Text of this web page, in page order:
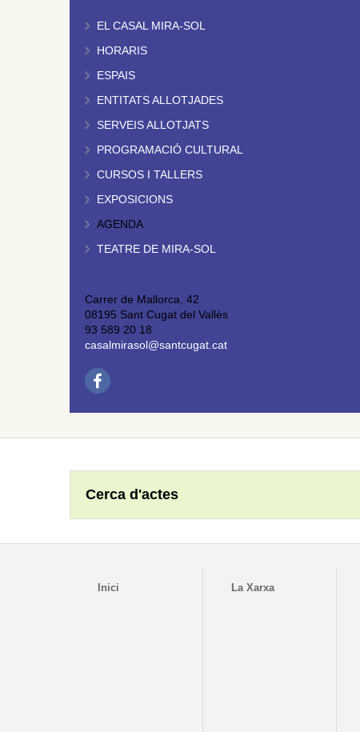
EL CASAL MIRA-SOL
HORARIS
ESPAIS
ENTITATS ALLOTJADES
SERVEIS ALLOTJATS
PROGRAMACIÓ CULTURAL
CURSOS I TALLERS
EXPOSICIONS
AGENDA
TEATRE DE MIRA-SOL
Carrer de Mallorca, 42
08195 Sant Cugat del Vallès
93 589 20 18
casalmirasol@santcugat.cat
Cerca d'actes
Inici La Xarxa